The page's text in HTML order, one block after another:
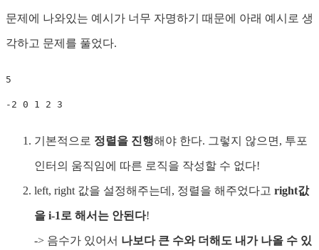
문제에 나와있는 예시가 너무 자명하기 때문에 아래 예시로 생
각하고 문제를 풀었다.
5
-2 0 1 2 3
기본적으로 정렬을 진행해야 한다. 그렇지 않으면, 투포
인터의 움직임에 따른 로직을 작성할 수 없다!
left, right 값을 설정해주는데, 정렬을 해주었다고 right값
을 i-1로 해서는 안된다!
-> 음수가 있어서 나보다 큰 수와 더해도 내가 나올 수 있